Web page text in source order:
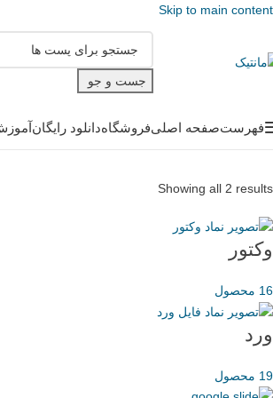
Skip to main content
جست و جو
فهرستصفحه اصلیفروشگاهدانلود رایگان
Showing all 2 results
وکتور
16 محصول
ورد
19 محصول